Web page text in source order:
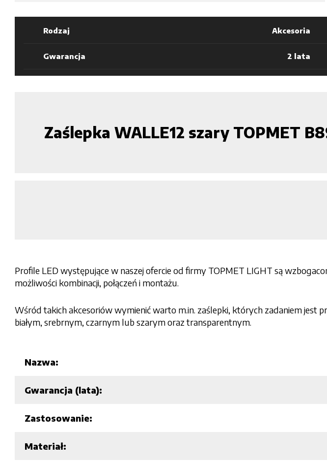
Rodzaj Akcesoria
Gwarancja 2 lata
Zaślepka WALLE12 szary TOPMET
Profile LED występujące w naszej ofercie od firmy TOPMET LIGHT są
możliwości kombinacji, połączeń i montażu.
Wśród takich akcesoriów wymienić warto m.in. zaślepki, których zadaniem jest
białym, srebrnym, czarnym lub szarym oraz transparentnym.
Nazwa:
Gwarancja (lata):
Zastosowanie:
Materiał: